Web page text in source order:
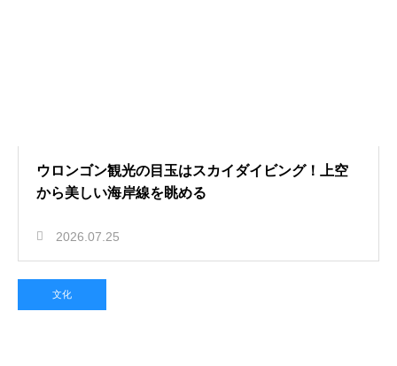
ウロンゴン観光の目玉はスカイダイビング！上空
から美しい海岸線を眺める
2026.07.25
文化